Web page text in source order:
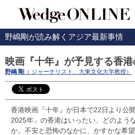
野嶋剛が読み解くアジア最新事情
映画『十年』が予見する香
野嶋 剛 （ ジャーナリスト、大東文化大学教授）
香港映画『十年』が日本で22日より公
2025年」の香港はいったい、どのよう
か。不安と恐怖のなかに、かすかな希